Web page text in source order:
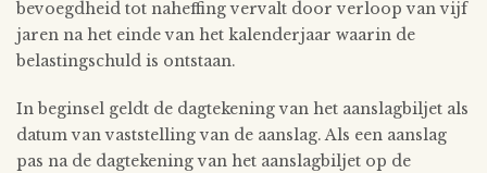
bevoegdheid tot naheffing vervalt door verloop van vijf
jaren na het einde van het kalenderjaar waarin de
belastingschuld is ontstaan.
In beginsel geldt de dagtekening van het aanslagbiljet als
datum van vaststelling van de aanslag. Als een aanslag
pas na de dagtekening van het aanslagbiljet op de